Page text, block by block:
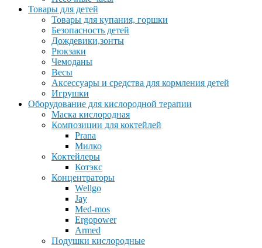
Товары для детей
Товары для купания, горшки
Безопасность детей
Дождевики,зонты
Рюкзаки
Чемоданы
Весы
Аксессуары и средства для кормления детей
Игрушки
Оборудование для кислородной терапии
Маска кислородная
Композиции для коктейлей
Prana
Милко
Коктейлеры
Котэкс
Концентраторы
Wellgo
Jay
Med-mos
Ergopower
Armed
Подушки кислородные